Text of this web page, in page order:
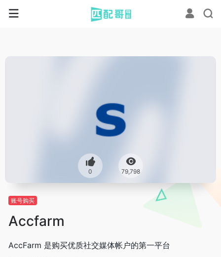
0 79,798
账号购买
Accfarm
AccFarm 是购买优质社交媒体帐户的第一平台